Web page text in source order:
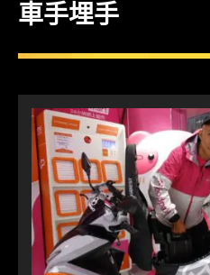
車手埋手